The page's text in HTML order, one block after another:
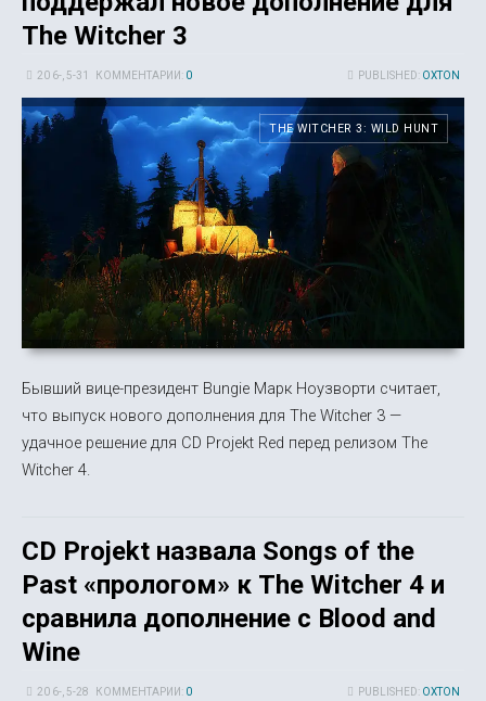
The Witcher 3
PUBLISHED: OXTON
20 6-, 5-31 КОММЕНТАРИИ: 0
THE WITCHER 3: WILD HUNT
Бывший вице-президент Bungie Марк Ноузворти считает,
что выпуск нового дополнения для The Witcher 3 —
удачное решение для CD Projekt Red перед релизом The
Witcher 4.
CD Projekt назвала Songs of the
Past «прологом» к The Witcher 4 и
сравнила дополнение с Blood and
Wine
PUBLISHED: OXTON
20 6-, 5-28 КОММЕНТАРИИ: 0